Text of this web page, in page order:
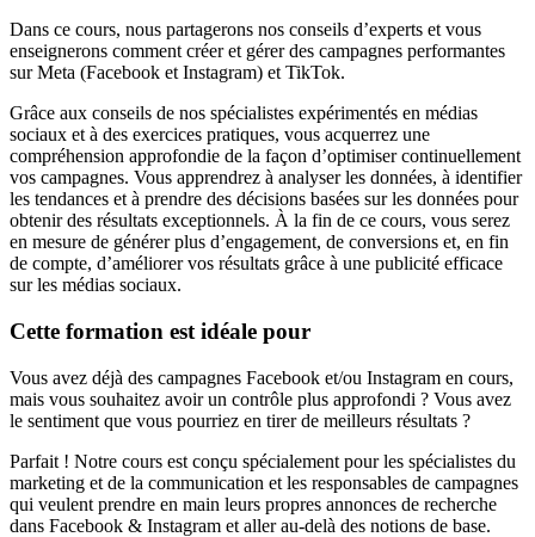
Dans ce cours, nous partagerons nos conseils d’experts et vous
enseignerons comment créer et gérer des campagnes performantes
sur Meta (Facebook et Instagram) et TikTok.
Grâce aux conseils de nos spécialistes expérimentés en médias
sociaux et à des exercices pratiques, vous acquerrez une
compréhension approfondie de la façon d’optimiser continuellement
vos campagnes. Vous apprendrez à analyser les données, à identifier
les tendances et à prendre des décisions basées sur les données pour
obtenir des résultats exceptionnels. À la fin de ce cours, vous serez
en mesure de générer plus d’engagement, de conversions et, en fin
de compte, d’améliorer vos résultats grâce à une publicité efficace
sur les médias sociaux.
Cette formation est idéale pour
Vous avez déjà des campagnes Facebook et/ou Instagram en cours,
mais vous souhaitez avoir un contrôle plus approfondi ? Vous avez
le sentiment que vous pourriez en tirer de meilleurs résultats ?
Parfait ! Notre cours est conçu spécialement pour les spécialistes du
marketing et de la communication et les responsables de campagnes
qui veulent prendre en main leurs propres annonces de recherche
dans Facebook & Instagram et aller au-delà des notions de base.